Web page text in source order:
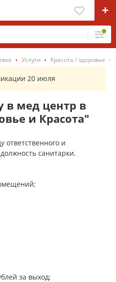
Услуги Красота / здоровье
20 июля
в мед центр в
и Красота"
ответственного и
санитарки.
за выход;